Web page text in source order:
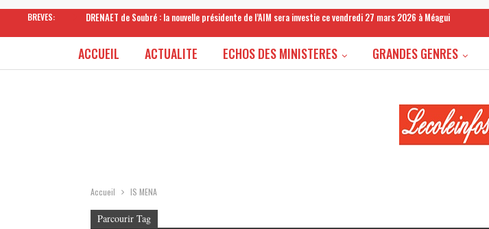
BREVES: DRENAET de Soubré : la nouvelle présidente de l’AIM sera investie ce vendredi 27 mars 2026 à Méagui
ACCUEIL ACTUALITE ECHOS DES MINISTERES GRANDES GENRES
Accueil IS MENA
Parcourir Tag